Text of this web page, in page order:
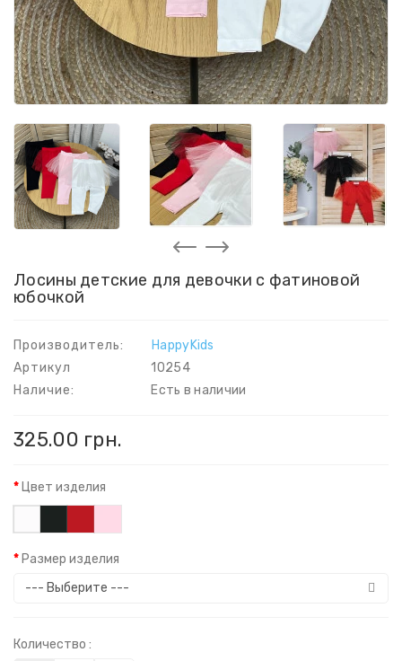
Лосины детские для девочки c фатиновой
юбочкой
Производитель:
HappyKids
Артикул
10254
Наличие:
Есть в наличии
325.00 грн.
Цвет изделия
Размер изделия
Количество :